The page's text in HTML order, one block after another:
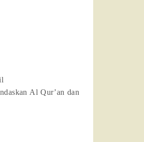
Al Qur’an dan